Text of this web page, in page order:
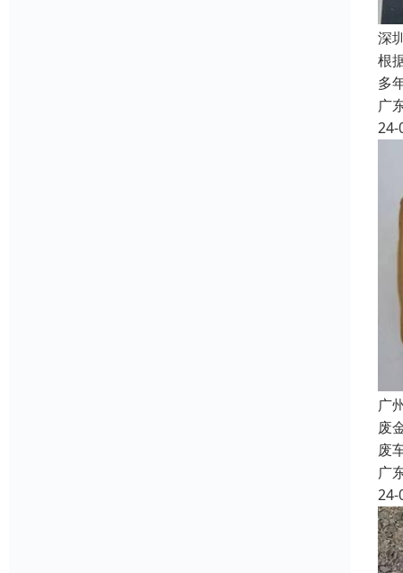
深
根
多
广
24-
广
废
废
广
24-